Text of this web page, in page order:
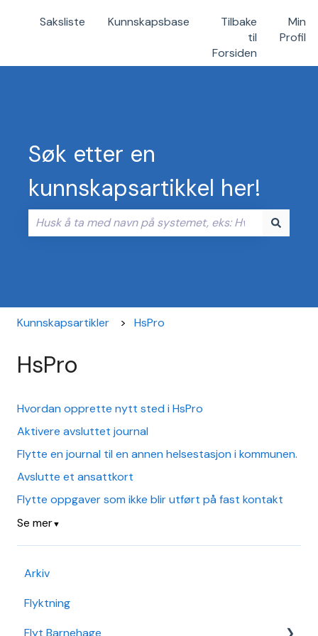
Saksliste Kunnskapsbase
Tilbake
til
Forsiden
Min
Profil
Søk etter en
kunnskapsartikkel her!
Kunnskapsartikler HsPro
HsPro
Hvordan opprette nytt sted i HsPro
Aktivere avsluttet journal
Flytte en journal til en annen helsestasjon i kommunen.
Avslutte et ansattkort
Flytte oppgaver som ikke blir utført på fast kontakt
Se mer▼
Arkiv
Flyktning